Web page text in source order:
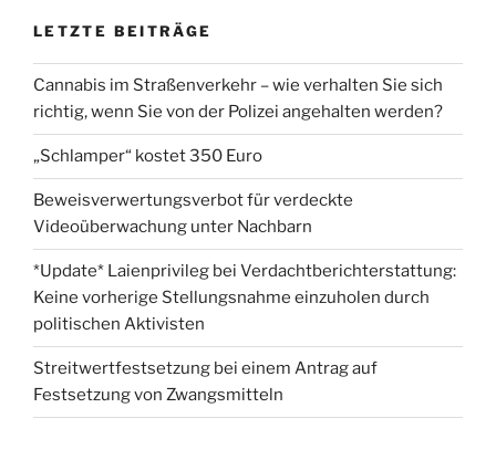
LETZTE BEITRÄGE
Cannabis im Straßenverkehr – wie verhalten Sie sich
richtig, wenn Sie von der Polizei angehalten werden?
„Schlamper“ kostet 350 Euro
Beweisverwertungsverbot für verdeckte
Videoüberwachung unter Nachbarn
*Update* Laienprivileg bei Verdachtberichterstattung:
Keine vorherige Stellungsnahme einzuholen durch
politischen Aktivisten
Streitwertfestsetzung bei einem Antrag auf
Festsetzung von Zwangsmitteln